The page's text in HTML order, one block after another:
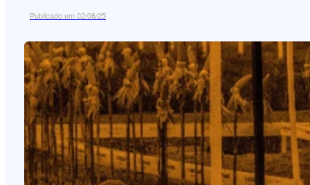
Publicado em 02/06/25